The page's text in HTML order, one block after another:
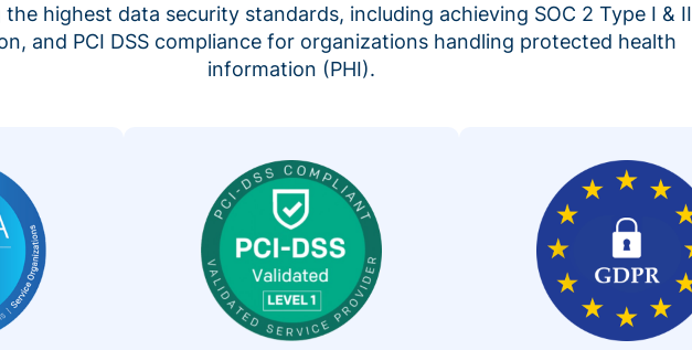
highest data security standards, including achieving SOC 2 Type I & II
and PCI DSS compliance for organizations handling protected health
information (PHI).